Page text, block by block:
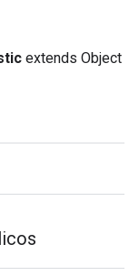
extends Object